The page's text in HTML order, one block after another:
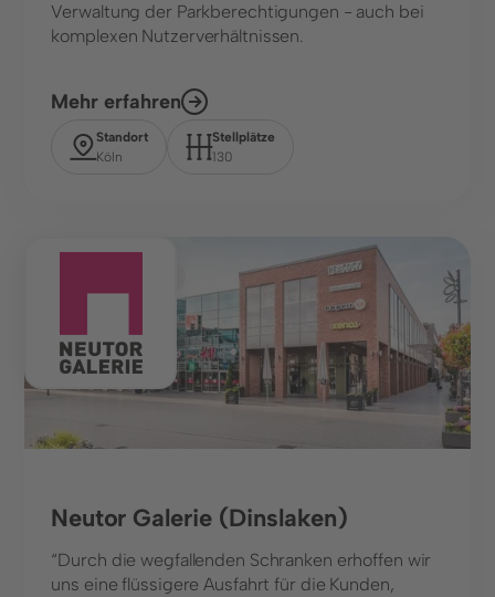
Verwaltung der Parkberechtigungen - auch bei
komplexen Nutzerverhältnissen.
Mehr erfahren
Standort
Köln
Stellplätze
130
Neutor Galerie (Dinslaken)
“Durch die wegfallenden Schranken erhoffen wir
uns eine flüssigere Ausfahrt für die Kunden,